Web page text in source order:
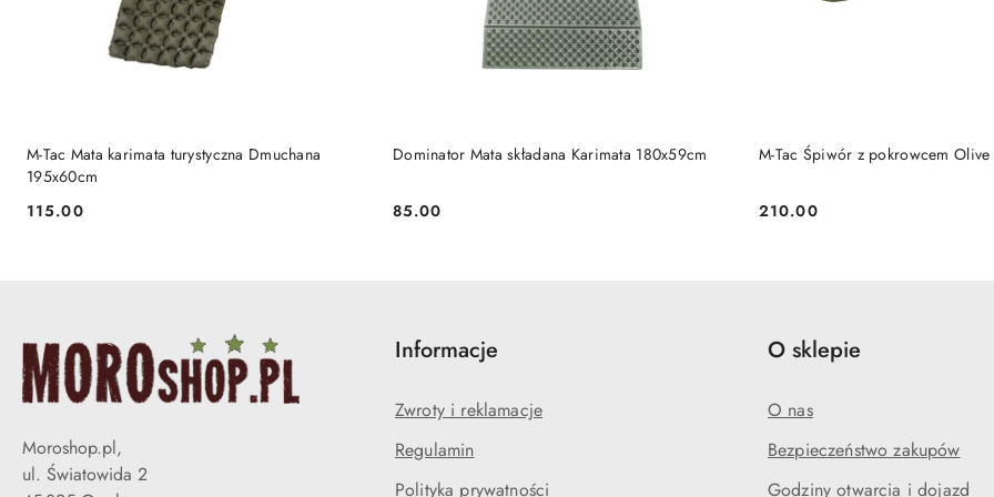
M-Tac Mata karimata turystyczna Dmuchana
195x60cm
Cena:
115.00
PRODUKT NIEDOSTĘPNY Dominator Mata składana Karimata 180x59cm
Cena:
85.00
PRODUKT NIEDOSTĘPNY M-Tac Śpiwór z pokrowcem Olive
Cena:
210.00
PRODUKT
Moroshop.pl,
ul. Światowida 2
Informacje
Zwroty i reklamacje
Regulamin
Polityka prywatności
O sklepie
O nas
Bezpieczeństwo zakupów
Godziny otwarcia i dojazd